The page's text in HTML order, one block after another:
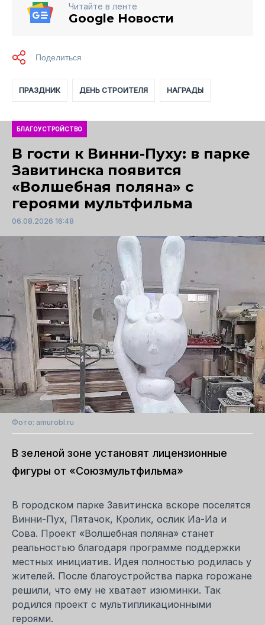
Читайте в ленте
Google Новости
ПРАЗДНИК ДЕНЬ СТРОИТЕЛЯ НАГРАДЫ
БЛАГОУСТРОЙСТВО
В гости к Винни-Пуху: в парке
Завитинска появится
«Волшебная поляна» с
героями мультфильма
06.08.2026 16:48
Фото: amurobl.ru
В зеленой зоне установят лицензионные
фигуры от «Союзмультфильма»
В городском парке Завитинска вскоре поселятся
Винни-Пух, Пятачок, Кролик, ослик Иа-Иа и
Сова. Проект «Волшебная поляна» станет
реальностью благодаря программе поддержки
местных инициатив. Идея полностью родилась у
жителей. После благоустройства парка горожане
решили, что ему не хватает изюминки. Так
родился проект с мультипликационными
героями.